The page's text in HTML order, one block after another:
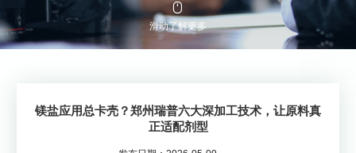

滑动了解更多
镁盐应用总卡壳？郑州瑞普六大深加工技术，让原料真
正适配剂型